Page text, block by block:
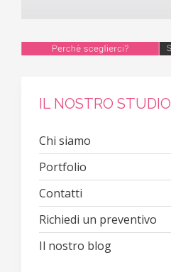
IL NOSTRO STUDIO
Chi siamo
Portfolio
Contatti
Richiedi un preventivo
Il nostro blog